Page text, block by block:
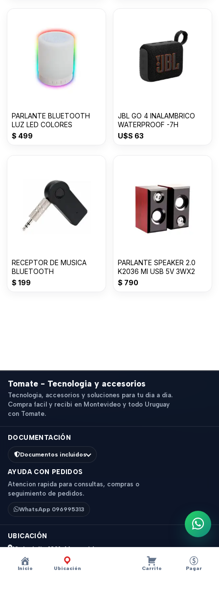
Inicio Ubicación Carrito Pagar
PARLANTE BLUETOOTH
LUZ LED COLORES
$ 499
JBL GO 4 INALAMBRICO
WATERPROOF -7H
U$S 63
RECEPTOR DE MUSICA
BLUETOOTH
$ 199
PARLANTE SPEAKER 2.0
K2036 MI USB 5V 3WX2
$ 790
Tomate - Tecnologia y accesorios
Tecnologia, accesorios y soluciones para tu dia a dia.
Compra facil y recibi en Montevideo y todo Uruguay
con Tomate.
DOCUMENTACIÓN
Documentos incluidos
AYUDA CON PEDIDOS
Atencion rapida para consultas, compras o
seguimiento de pedidos.
WhatsApp 096995313
UBICACIÓN
18 de Julio 1831, Montevideo
Horario: 9 a 18 hs